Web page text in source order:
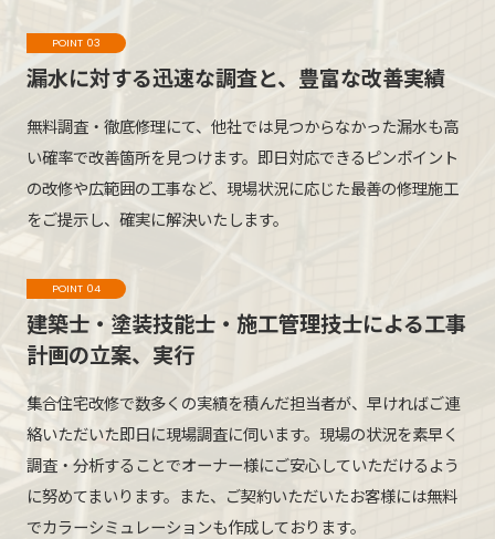
POINT 03
漏水に対する迅速な調査と、 豊富な改善実績
無料調査・徹底修理にて、他社では見つからなかった漏水も高
い確率で改善箇所を見つけます。即日対応できるピンポイント
の改修や広範囲の工事など、現場状況に応じた最善の修理施工
をご提示し、確実に解決いたします。
POINT 04
建築士・塗装技能士・施工管理技士による工事
計画の立案、実行
集合住宅改修で数多くの実績を積んだ担当者が、早ければご連
絡いただいた即日に現場調査に伺います。現場の状況を素早く
調査・分析することでオーナー様にご安心していただけるよう
に努めてまいります。また、ご契約いただいたお客様には無料
でカラーシミュレーションも作成しております。